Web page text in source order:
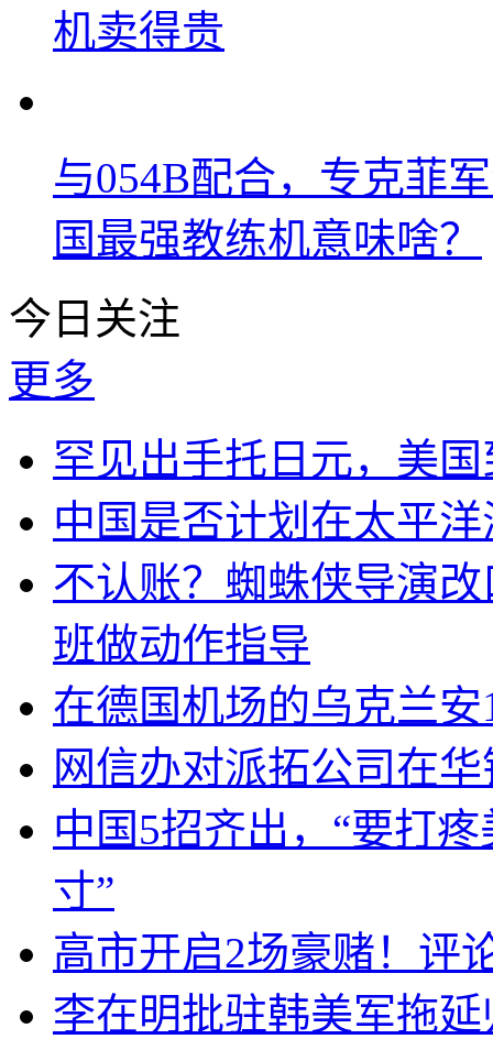
机卖得贵
与054B配合，专克菲
国最强教练机意味啥？
今日关注
更多
罕见出手托日元，美
中国是否计划在太平
不认账？蜘蛛侠导演
班做动作指导
在德国机场的乌克兰
网信办对派拓公司在
中国5招齐出，“要打
寸”
高市开启2场豪赌！评
李在明批驻韩美军拖